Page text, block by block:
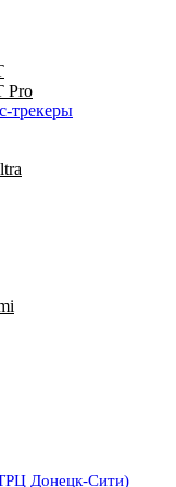
Pro
трекеры
Донецк-Сити)